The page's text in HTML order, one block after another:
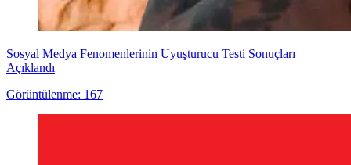
Sosyal Medya Fenomenlerinin Uyuşturucu Testi Sonuçları
Açıklandı
Görüntülenme: 167